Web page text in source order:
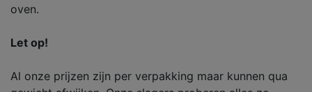
oven.
Let op!
Al onze prijzen zijn per verpakking maar kunnen qua